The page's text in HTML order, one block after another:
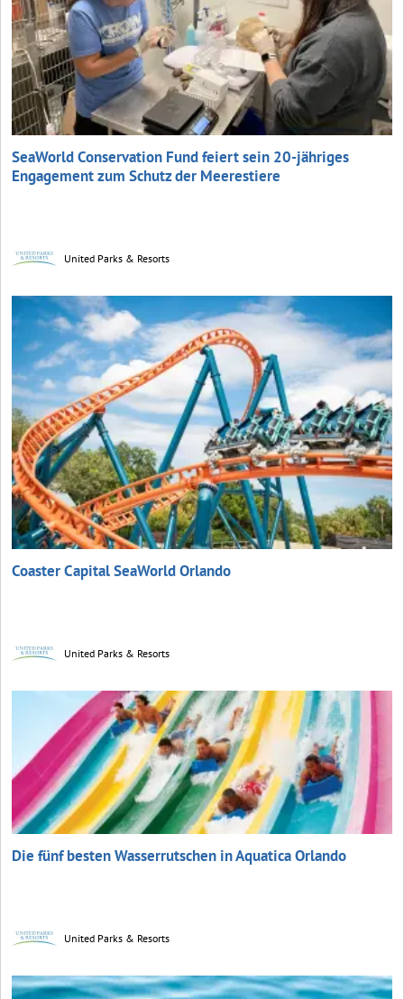
SeaWorld Conservation Fund feiert sein 20-jähriges
Engagement zum Schutz der Meerestiere
United Parks & Resorts
Coaster Capital SeaWorld Orlando
United Parks & Resorts
Die fünf besten Wasserrutschen in Aquatica Orlando
United Parks & Resorts